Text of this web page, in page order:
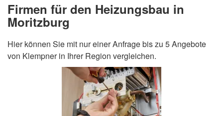
Firmen für den Heizungsbau in
Moritzburg
Hier können Sie mit nur einer Anfrage bis zu 5 Angebote
von Klempner in Ihrer Region vergleichen.